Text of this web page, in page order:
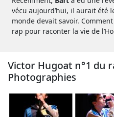
vécu aujourd’hui, il aurait été
monde devait savoir.
rap pour raconter la vie de
Victor Hugoat n°1 du
Photographies